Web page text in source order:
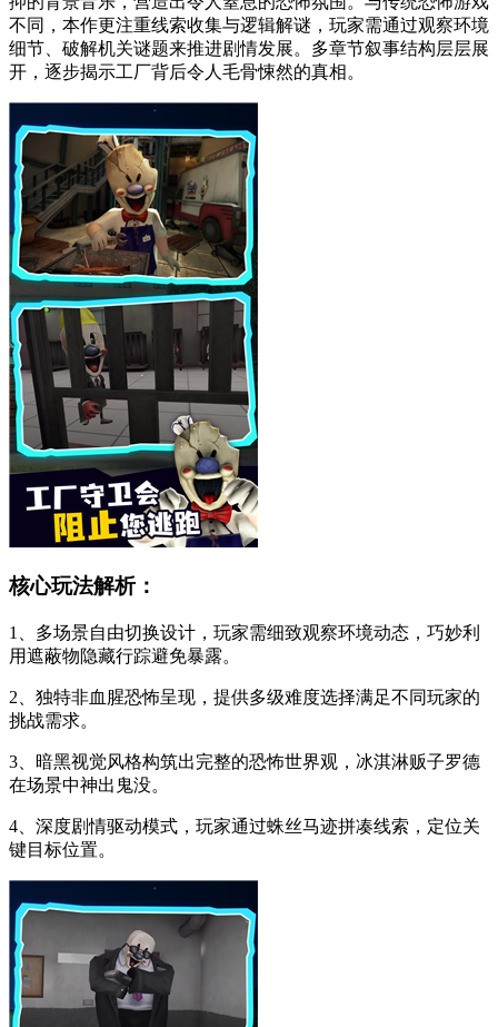
不同，本作更注重线索收集与逻辑解谜，玩家需通过观察环境
细节、破解机关谜题来推进剧情发展。多章节叙事结构层层展
开，逐步揭示工厂背后令人毛骨悚然的真相。
核心玩法解析：
1、多场景自由切换设计，玩家需细致观察环境动态，巧妙利
用遮蔽物隐藏行踪避免暴露。
2、独特非血腥恐怖呈现，提供多级难度选择满足不同玩家的
挑战需求。
3、暗黑视觉风格构筑出完整的恐怖世界观，冰淇淋贩子罗德
在场景中神出鬼没。
4、深度剧情驱动模式，玩家通过蛛丝马迹拼凑线索，定位关
键目标位置。